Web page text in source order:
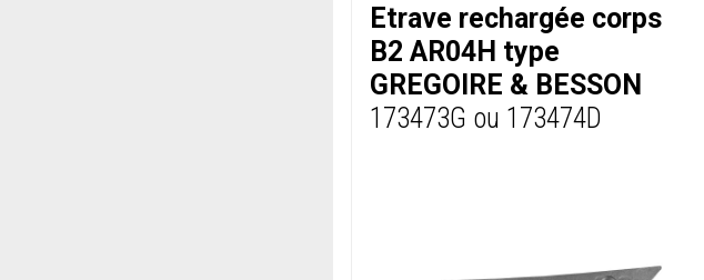
Etrave rechargée corps
B2 AR04H type
GREGOIRE & BESSON
173473G ou 173474D